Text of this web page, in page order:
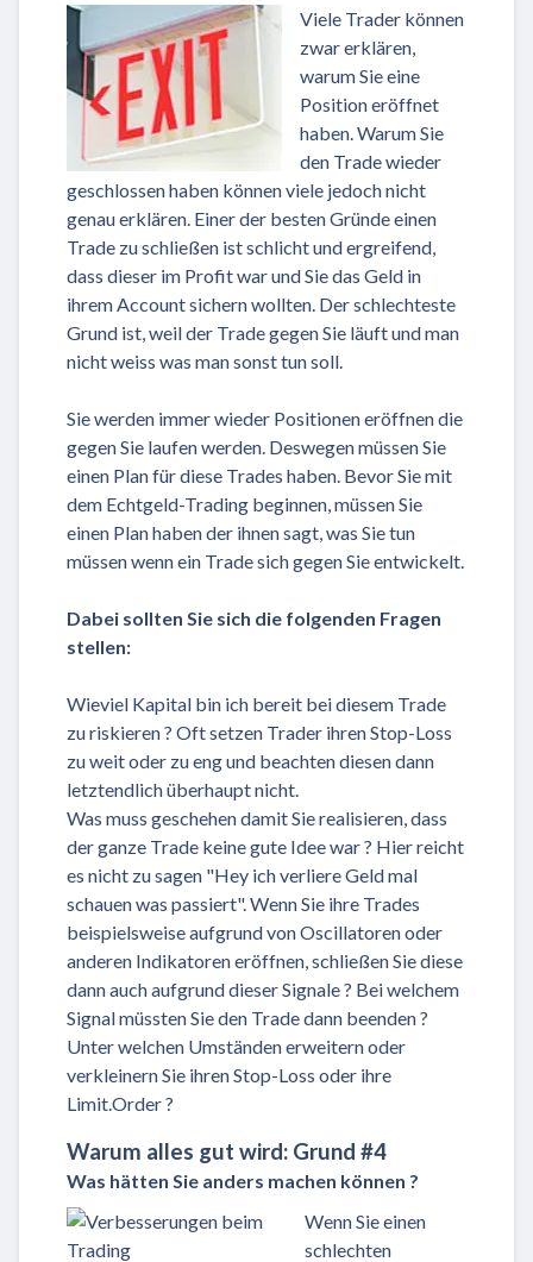
Viele Trader können
zwar erklären,
warum Sie eine
Position eröffnet
haben. Warum Sie
den Trade wieder
geschlossen haben können viele jedoch nicht
genau erklären. Einer der besten Gründe einen
Trade zu schließen ist schlicht und ergreifend,
dass dieser im Profit war und Sie das Geld in
ihrem Account sichern wollten. Der schlechteste
Grund ist, weil der Trade gegen Sie läuft und man
nicht weiss was man sonst tun soll.
Sie werden immer wieder Positionen eröffnen die
gegen Sie laufen werden. Deswegen müssen Sie
einen Plan für diese Trades haben. Bevor Sie mit
dem Echtgeld-Trading beginnen, müssen Sie
einen Plan haben der ihnen sagt, was Sie tun
müssen wenn ein Trade sich gegen Sie entwickelt.
Dabei sollten Sie sich die folgenden Fragen
stellen:
Wieviel Kapital bin ich bereit bei diesem Trade
zu riskieren ? Oft setzen Trader ihren Stop-Loss
zu weit oder zu eng und beachten diesen dann
letztendlich überhaupt nicht.
Was muss geschehen damit Sie realisieren, dass
der ganze Trade keine gute Idee war ? Hier reicht
es nicht zu sagen "Hey ich verliere Geld mal
schauen was passiert". Wenn Sie ihre Trades
beispielsweise aufgrund von Oscillatoren oder
anderen Indikatoren eröffnen, schließen Sie diese
dann auch aufgrund dieser Signale ? Bei welchem
Signal müssten Sie den Trade dann beenden ?
Unter welchen Umständen erweitern oder
verkleinern Sie ihren Stop-Loss oder ihre
Limit.Order ?
Warum alles gut wird: Grund #4
Was hätten Sie anders machen können ?
Wenn Sie einen
schlechten